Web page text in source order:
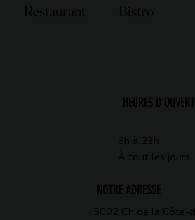
Restaurant Bistro
HEURES
6h à 23h
À tout les jours
5002 Ch de la Côte-
NOTRE ADRESSE